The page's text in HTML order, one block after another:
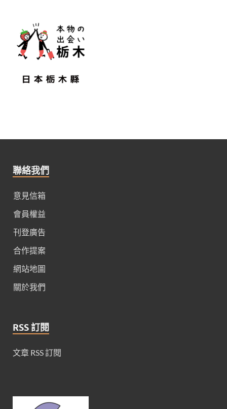
聯絡我們
意見信箱
會員權益
刊登廣告
合作提案
網站地圖
關於我們
RSS 訂閱
文章 RSS 訂閱